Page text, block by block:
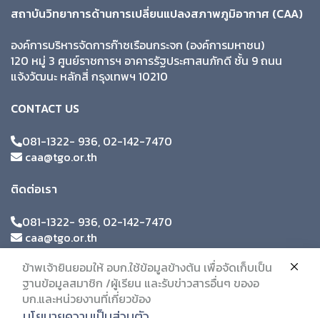
สถาบันวิทยาการด้านการเปลี่ยนแปลงสภาพภูมิอากาศ (CAA)
องค์การบริหารจัดการก๊าซเรือนกระจก (องค์การมหาชน)
120 หมู่ 3 ศูนย์ราชการฯ อาคารรัฐประศาสนภักดี ชั้น 9 ถนน
แจ้งวัฒนะ หลักสี่ กรุงเทพฯ 10210
CONTACT US
081-1322- 936, 02-142-7470
caa@tgo.or.th
ติดต่อเรา
081-1322- 936, 02-142-7470
caa@tgo.or.th
ข้าพเจ้ายินยอมให้ อบก.ใช้ข้อมูลข้างต้น เพื่อจัดเก็บเป็น
ฐานข้อมูลสมาชิก /ผู้เรียน และรับข่าวสารอื่นๆ ของอ
บก.และหน่วยงานที่เกี่ยวข้อง